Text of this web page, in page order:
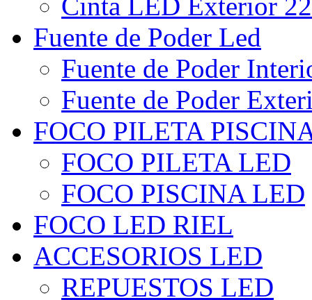
Fuente de Poder Led
Fuente de Poder
Fuente de Poder
FOCO PILETA
FOCO PILETA LED
FOCO PISCINA LED
FOCO LED RIEL
ACCESORIOS LED
REPUESTOS LED